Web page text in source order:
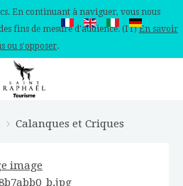
En continuant à naviguer, vous nous
fins de mesure d'audience. (IT)En savoir
ou s'opposer.
Calanques et Criques